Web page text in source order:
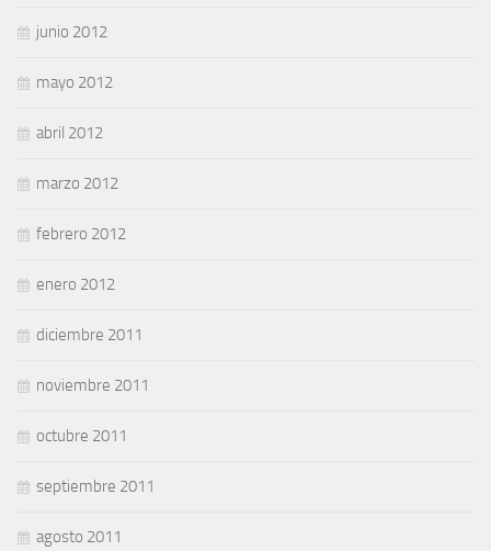
junio 2012
mayo 2012
abril 2012
marzo 2012
febrero 2012
enero 2012
diciembre 2011
noviembre 2011
octubre 2011
septiembre 2011
agosto 2011